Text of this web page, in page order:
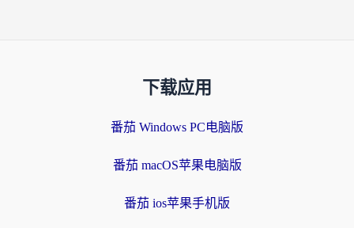
下载应用
番茄 Windows PC电脑版
番茄 macOS苹果电脑版
番茄 ios苹果手机版